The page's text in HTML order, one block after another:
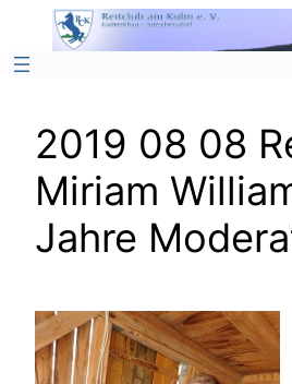
Inhalt
springen
2019 08 08
Miriam
Jahre